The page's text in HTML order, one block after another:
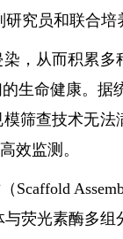
究员和联合
从而积累多
生命健康。
筛查技术无
效监测。
荧光素酶多